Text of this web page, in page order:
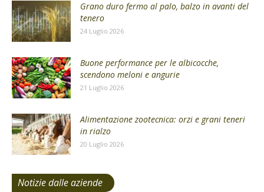
Grano duro fermo al palo, balzo in avanti del
tenero
24 Luglio 2026
Buone performance per le albicocche,
scendono meloni e angurie
21 Luglio 2026
Alimentazione zootecnica: orzi e grani teneri
in rialzo
20 Luglio 2026
Notizie dalle aziende